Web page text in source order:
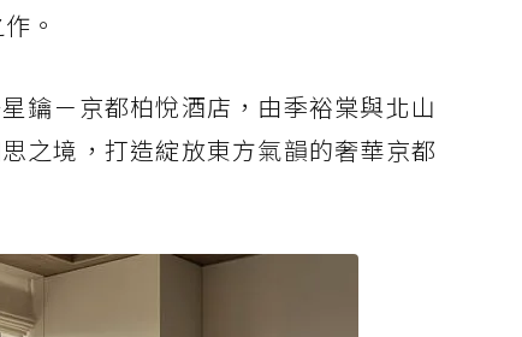
。
鑰－京都柏悅酒店，由季裕棠與北山
之境，打造綻放東方氣韻的奢華京都